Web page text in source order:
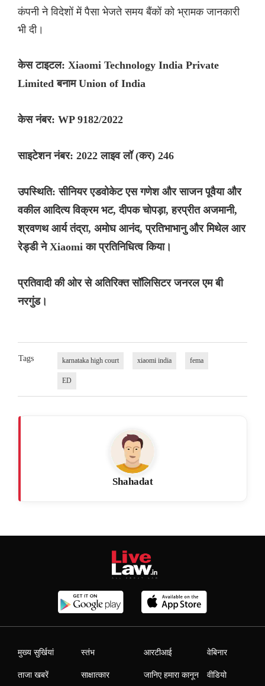
कंपनी ने विदेशों में पैसा भेजते समय बैंकों को भ्रामक जानकारी
भी दी।
केस टाइटल: Xiaomi Technology India Private
Limited बनाम Union of India
केस नंबर: WP 9182/2022
साइटेशन नंबर: 2022 लाइव लॉ (कर) 246
उपस्थिति: सीनियर एडवोकेट एस गणेश और साजन पूवैया और
वकील आदित्य विक्रम भट, दीपक चोपड़ा, हरप्रीत अजमानी,
श्रवणथ आर्य तंद्रा, अमोघ आनंद, प्रतिभाभानु और मिथेल आर
रेड्डी ने Xiaomi का प्रतिनिधित्व किया।
प्रतिवादी की ओर से अतिरिक्त सॉलिसिटर जनरल एम बी
नरगुंड।
Tags karnataka high court xiaomi india fema
ED
Shahadat
मुख्य सुर्खियां
ताजा खबरें
स्तंभ
साक्षात्कार
आरटीआई
जानिए हमारा कानून
वेबिनार
वीडियो